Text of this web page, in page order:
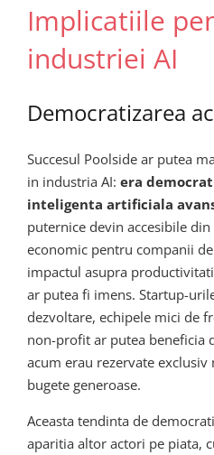
Implicatiile
industriei AI
Democratizarea
Succesul Poolside ar putea
in industria AI: era
inteligenta artificiala
puternice devin accesibile
economic pentru companii
impactul asupra
ar putea fi imens. Startup-
dezvoltare, echipele mici de
non-profit ar putea beneficia
acum erau rezervate
bugete generoase.
Aceasta tendinta de
aparitia altor actori pe piata,